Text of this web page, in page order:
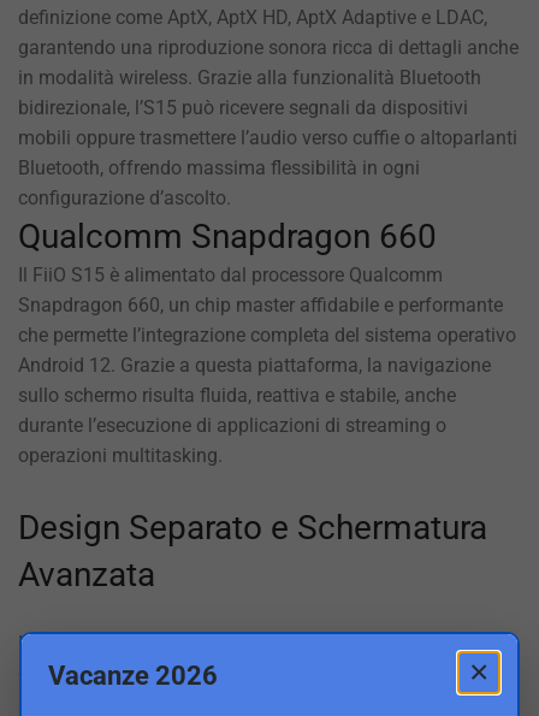
definizione come AptX, AptX HD, AptX Adaptive e LDAC,
garantendo una riproduzione sonora ricca di dettagli anche
in modalità wireless. Grazie alla funzionalità Bluetooth
bidirezionale, l’S15 può ricevere segnali da dispositivi
mobili oppure trasmettere l’audio verso cuffie o altoparlanti
Bluetooth, offrendo massima flessibilità in ogni
configurazione d’ascolto.
Qualcomm Snapdragon 660
Il FiiO S15 è alimentato dal processore Qualcomm
Snapdragon 660, un chip master affidabile e performante
che permette l’integrazione completa del sistema operativo
Android 12. Grazie a questa piattaforma, la navigazione
sullo schermo risulta fluida, reattiva e stabile, anche
durante l’esecuzione di applicazioni di streaming o
operazioni multitasking.
Design Separato e Schermatura
Avanzata
Il FiiO S15 adotta una struttura interna con componenti
digitali, analogici e di alimentazione disposti su
sottoschede indipendenti, separando fisicamente le diverse
×
Vacanze 2026